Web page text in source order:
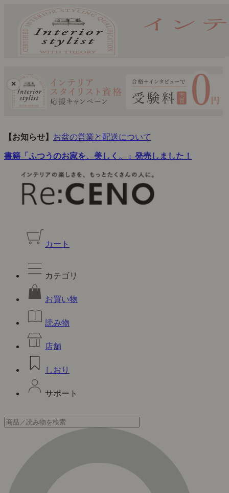
×
【お知らせ】 お盆の営業と配送について
書籍「ふつうのお家を、美しく。」発売しました！
カート
カテゴリ
お買い物
読み物
店舗
しおり
サポート